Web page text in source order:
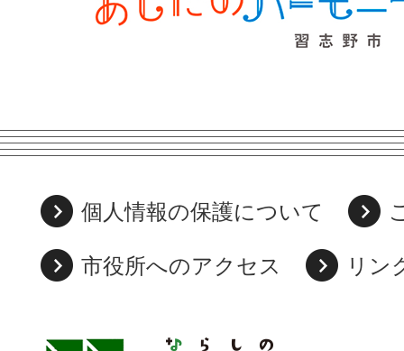
個人情報の保護について
市役所へのアクセス
リン